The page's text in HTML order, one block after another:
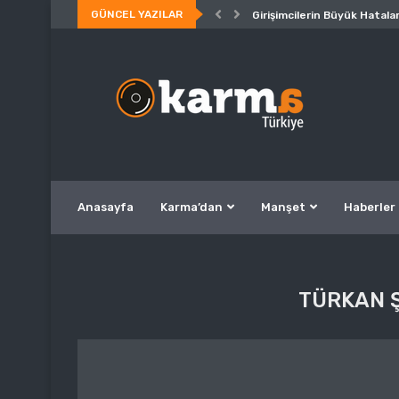
GÜNCEL YAZILAR Girişimcilerin Büyük
Anasayfa Karma’dan Manşet Haberler
TÜRKAN